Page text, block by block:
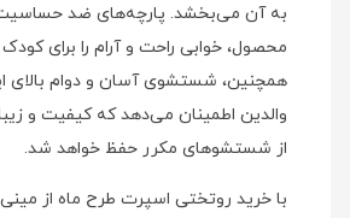
به آن می‌بخشد. پارچه‌های ضد
محصول، خوابی راحت و آرام را برای
همچنین، شستشوی آسان و دوام بالای
والدین اطمینان می‌دهد که کیفیت و
از شستشوهای مکرر حفظ خواهد شد.
با خرید روتختی اسپرت طرح ماه از